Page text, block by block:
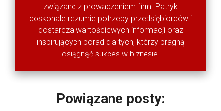
związane z prowadzeniem firm. Patryk
doskonale rozumie potrzeby przedsiębiorców i
dostarcza wartościowych informacji oraz
inspirujących porad dla tych, którzy pragną
osiągnąć sukces w biznesie.
Powiązane posty: